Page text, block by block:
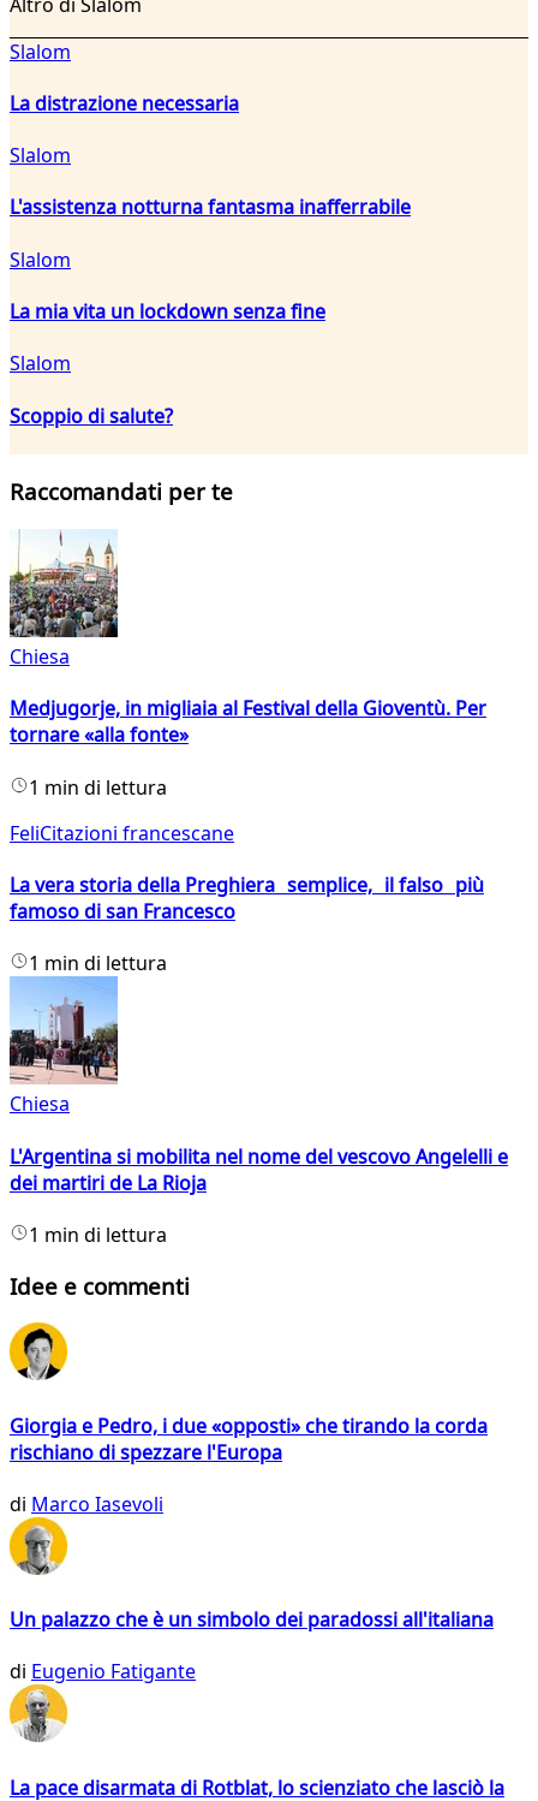
Slalom
La distrazione necessaria
Slalom
L'assistenza notturna fantasma inafferrabile
Slalom
La mia vita un lockdown senza fine
Slalom
Scoppio di salute?
Raccomandati per te
Chiesa
Medjugorje, in migliaia al Festival della Gioventù. Per
tornare «alla fonte»
1 min di lettura
FeliCitazioni francescane
La vera storia della Preghiera semplice, il falso più
famoso di san Francesco
1 min di lettura
Chiesa
L'Argentina si mobilita nel nome del vescovo Angelelli e
dei martiri de La Rioja
1 min di lettura
Idee e commenti
Giorgia e Pedro, i due «opposti» che tirando la corda
rischiano di spezzare l'Europa
di Marco Iasevoli
Un palazzo che è un simbolo dei paradossi all'italiana
di Eugenio Fatigante
La pace disarmata di Rotblat, lo scienziato che lasciò la